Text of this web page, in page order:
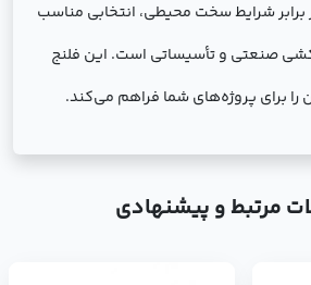
برابر شرایط سخت محیطی، انتخابی مناسب
صنعتی و تأسیساتی است. این فلنج
برای پروژه‌های شما فراهم می‌کند.
مرتبط و پیشنهادی